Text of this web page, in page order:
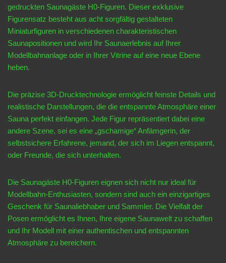
gedruckten Saunagäste H0-Figuren. Dieser exklusive
Figurensatz besteht aus acht sorgfältig gestalteten
Miniaturfiguren in verschiedenen charakteristischen
Saunapositionen und wird Ihr Saunaerlebnis auf Ihrer
Modellbahnanlage oder in Ihrer Vitrine auf eine neue Ebene
heben.
Die präzise 3D-Drucktechnologie ermöglicht feinste Details und
realistische Darstellungen, die die entspannte Atmosphäre einer
Sauna perfekt einfangen. Jede Figur repräsentiert dabei eine
andere Szene, sei es eine „gschamige“ Anfämgerin, der
selbstsichere Erfahrene, jemand, der sich im Liegen entspannt,
oder Freunde, die sich unterhalten.
Die Saunagäste H0-Figuren eignen sich nicht nur ideal für
Modellbahn-Enthusiasten, sondern sind auch ein einzigartiges
Geschenk für Saunaliebhaber und Sammler. Die Vielfalt der
Posen ermöglicht es Ihnen, Ihre eigene Saunawelt zu schaffen
und Ihr Modell mit einer authentischen und entspannten
Atmosphäre zu bereichern.